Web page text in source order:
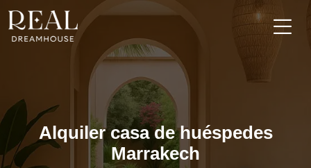
Alquiler casa de huéspedes
Marrakech